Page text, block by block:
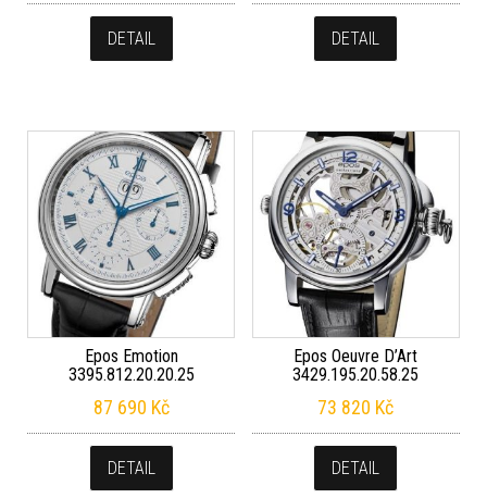
DETAIL DETAIL
Epos Emotion
3395.812.20.20.25
87 690 Kč
DETAIL
Epos Oeuvre D’Art
3429.195.20.58.25
73 820 Kč
DETAIL